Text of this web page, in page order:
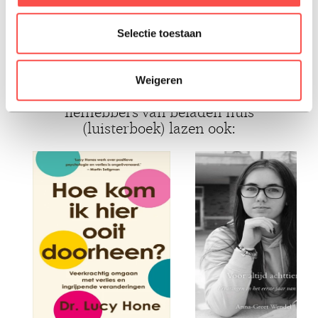
Selectie toestaan
Weigeren
Luisterboek, 2025, Nederlands
liefhebbers van beladen huis
(luisterboek) lazen ook: